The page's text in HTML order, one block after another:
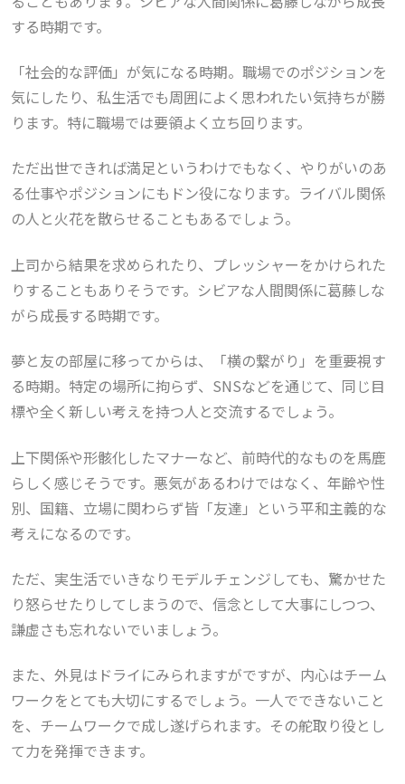
する時期です。
「社会的な評価」が気になる時期。職場でのポジションを
気にしたり、私生活でも周囲によく思われたい気持ちが勝
ります。特に職場では要領よく立ち回ります。
ただ出世できれば満足というわけでもなく、やりがいのあ
る仕事やポジションにもドン役になります。ライバル関係
の人と火花を散らせることもあるでしょう。
上司から結果を求められたり、プレッシャーをかけられた
りすることもありそうです。シビアな人間関係に葛藤しな
がら成長する時期です。
夢と友の部屋に移ってからは、「横の繋がり」を重要視す
る時期。特定の場所に拘らず、SNSなどを通じて、同じ目
標や全く新しい考えを持つ人と交流するでしょう。
上下関係や形骸化したマナーなど、前時代的なものを馬鹿
らしく感じそうです。悪気があるわけではなく、年齢や性
別、国籍、立場に関わらず皆「友達」という平和主義的な
考えになるのです。
ただ、実生活でいきなりモデルチェンジしても、驚かせた
り怒らせたりしてしまうので、信念として大事にしつつ、
謙虚さも忘れないでいましょう。
また、外見はドライにみられますがですが、内心はチーム
ワークをとても大切にするでしょう。一人でできないこと
を、チームワークで成し遂げられます。その舵取り役とし
て力を発揮できます。